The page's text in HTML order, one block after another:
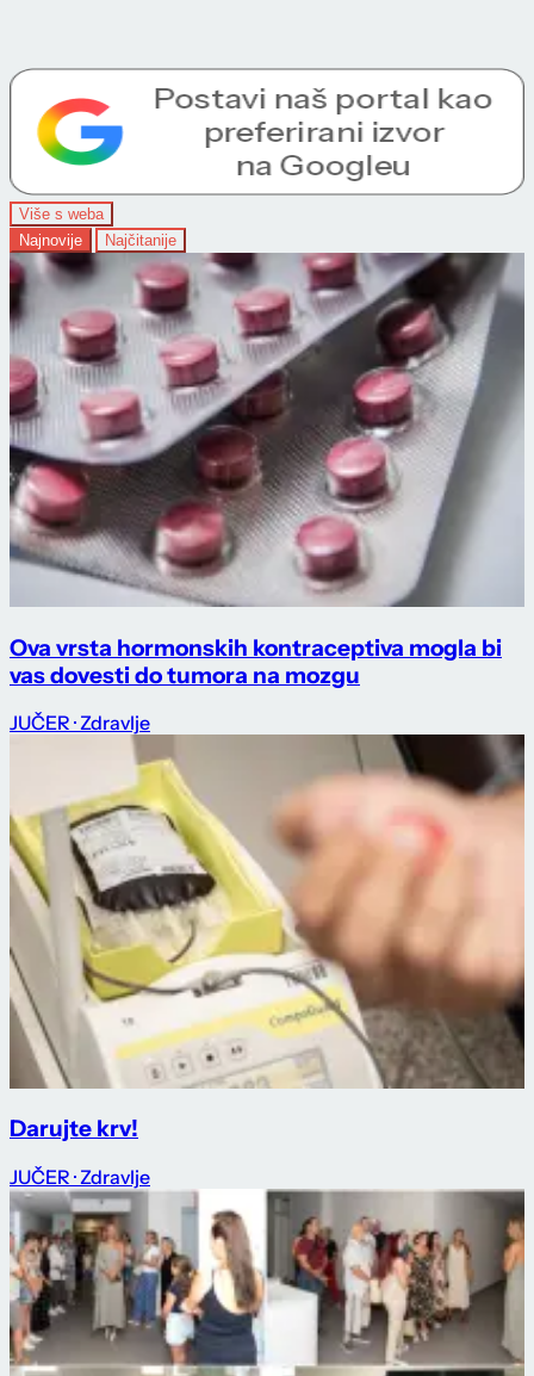
Više s weba
Najnovije
Najčitanije
Ova vrsta hormonskih kontraceptiva mogla bi
vas dovesti do tumora na mozgu
JUČER · Zdravlje
Darujte krv!
JUČER · Zdravlje